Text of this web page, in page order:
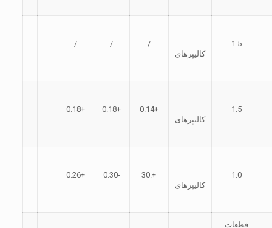
1.5
کالیپرهای
/
/
/
1.5
کالیپرهای
+0.14
+0.18
+0.18
1.0
کالیپرهای
+.30
-0.30
+0.26
قطعات